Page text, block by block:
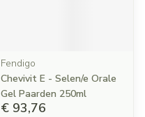
Fendigo
Chevivit E - Selen/e Orale
Gel Paarden 250ml
€ 93,76